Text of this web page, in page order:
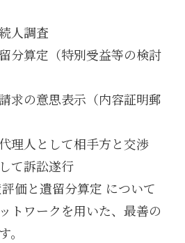
人調査
算定（特別受益等の検討
の意思表示（内容証明郵
人として相手方と交渉
訴訟遂行
価と遺留分算定 について
トワークを用いた、最善の